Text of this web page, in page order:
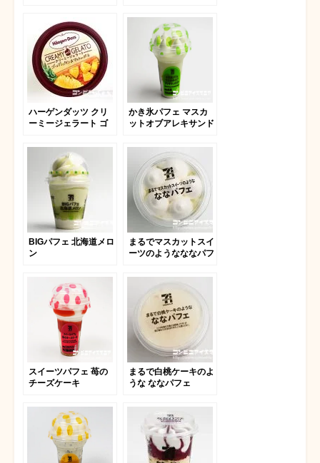
ハーゲンダッツ クリ
ーミージェラート ゴ
カルポーネ
かき氷パフェ マスカ
ットオブアレキサンド
BIGパフェ 北海道メロ
ン
まるでマスカットスイ
ーツのようなななパフ
スイーツパフェ 苺の
チーズケーキ
まるで白桃ケーキのよ
うな ななパフェ